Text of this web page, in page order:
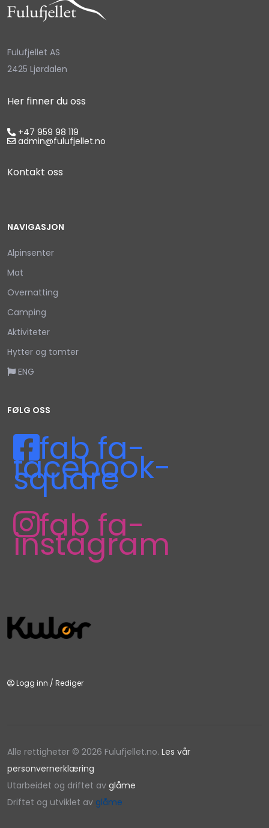
Fulufjellet AS
2425 Ljørdalen
Her finner du oss
+47 959 98 119
admin@fulufjellet.no
Kontakt oss
NAVIGASJON
Alpinsenter
Mat
Overnatting
Camping
Aktiviteter
Hytter og tomter
ENG
FØLG OSS
fab fa-
facebook-
square
fab fa-
instagram
Logg inn / Rediger
Alle rettigheter © 2026 Fulufjellet.no. Les vår
personvernerklæring
Utarbeidet og driftet av glåme
Driftet og utviklet av glåme